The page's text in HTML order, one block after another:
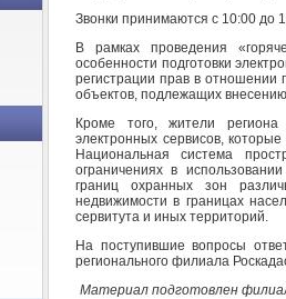
Звонки принимаются с 10:00 до
В рамках проведения
особенности подготовки
регистрации прав в отношении
объектов, подлежащих
Кроме того, жители
электронных сервисов,
Национальная система
ограничениях в
границ охранных зон
недвижимости в границах
сервитута и иных территорий.
На поступившие вопросы
регионального филиала
Материал подготовлен